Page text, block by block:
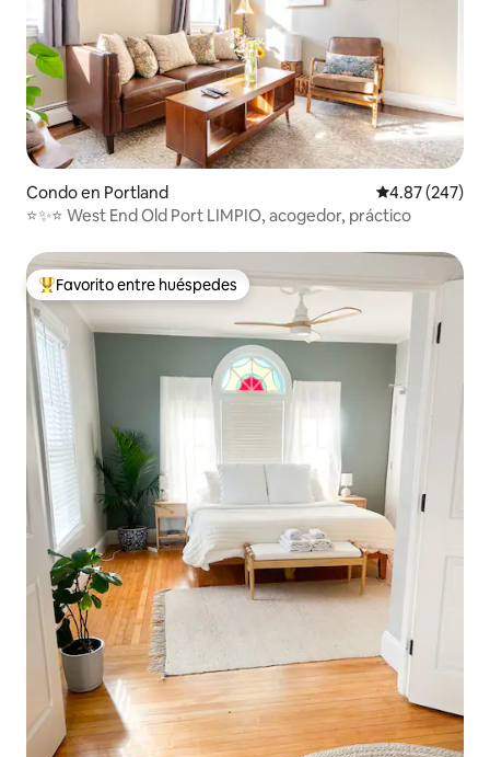
Condo en Portland Calificación
4.87 (247)
⭐️✨⭐️ West End Old Port LIMPIO, acogedor, práctico
Favorito entre huéspedes preferido
Favorito entre huéspedes